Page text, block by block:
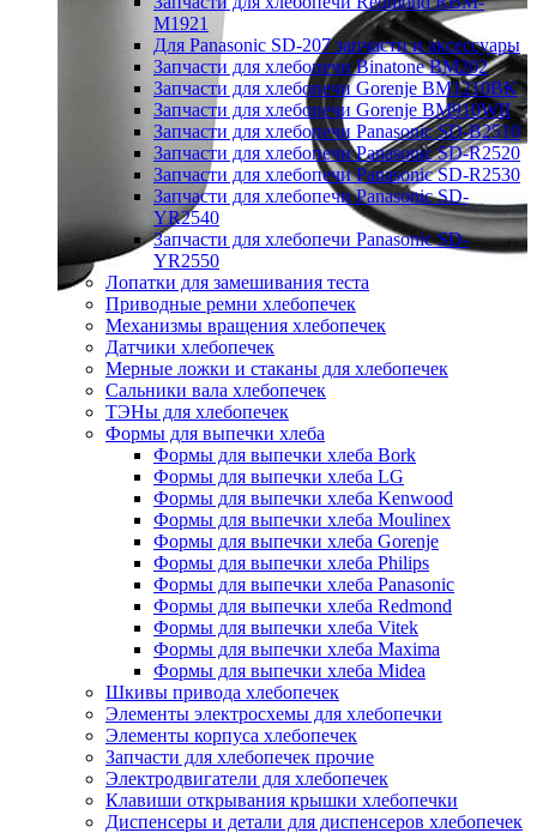
M1921
Для Panasonic SD-207 запчасти и аксессуары
Запчасти для хлебопечи Binatone BM202
Запчасти для хлебопечи Gorenje BM1210BK
Запчасти для хлебопечи Gorenje BM910WII
Запчасти для хлебопечи Panasonic SD-B2510
Запчасти для хлебопечи Panasonic SD-R2520
Запчасти для хлебопечи Panasonic SD-R2530
Запчасти для хлебопечи Panasonic SD-
YR2540
Запчасти для хлебопечи Panasonic SD-
YR2550
Лопатки для замешивания теста
Приводные ремни хлебопечек
Механизмы вращения хлебопечек
Датчики хлебопечек
Мерные ложки и стаканы для хлебопечек
Сальники вала хлебопечек
ТЭНы для хлебопечек
Формы для выпечки хлеба
Формы для выпечки хлеба Bork
Формы для выпечки хлеба LG
Формы для выпечки хлеба Kenwood
Формы для выпечки хлеба Moulinex
Формы для выпечки хлеба Gorenje
Формы для выпечки хлеба Philips
Формы для выпечки хлеба Panasonic
Формы для выпечки хлеба Redmond
Формы для выпечки хлеба Vitek
Формы для выпечки хлеба Maxima
Формы для выпечки хлеба Midea
Шкивы привода хлебопечек
Элементы электросхемы для хлебопечки
Элементы корпуса хлебопечек
Запчасти для хлебопечек прочие
Электродвигатели для хлебопечек
Клавиши открывания крышки хлебопечки
Диспенсеры и детали для диспенсеров хлебопечек